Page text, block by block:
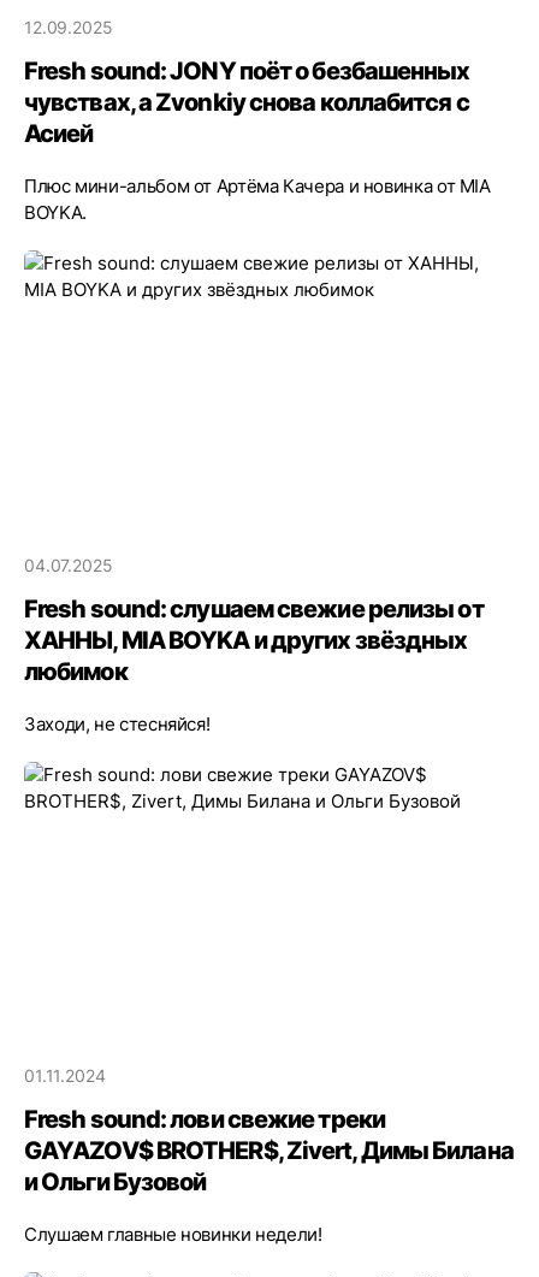
12.09.2025
Fresh sound: JONY поёт о безбашенных
чувствах, а Zvonkiy снова коллабится с
Асией
Плюс мини-альбом от Артёма Качера и новинка от MIA
BOYKA.
04.07.2025
Fresh sound: слушаем свежие релизы от
ХАННЫ, MIA BOYKA и других звёздных
любимок
Заходи, не стесняйся!
01.11.2024
Fresh sound: лови свежие треки
GAYAZOV$ BROTHER$, Zivert, Димы Билана
и Ольги Бузовой
Слушаем главные новинки недели!